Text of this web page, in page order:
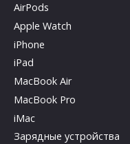
AirPods
Apple Watch
iPhone
iPad
MacBook Air
MacBook Pro
iMac
Зарядные устройства